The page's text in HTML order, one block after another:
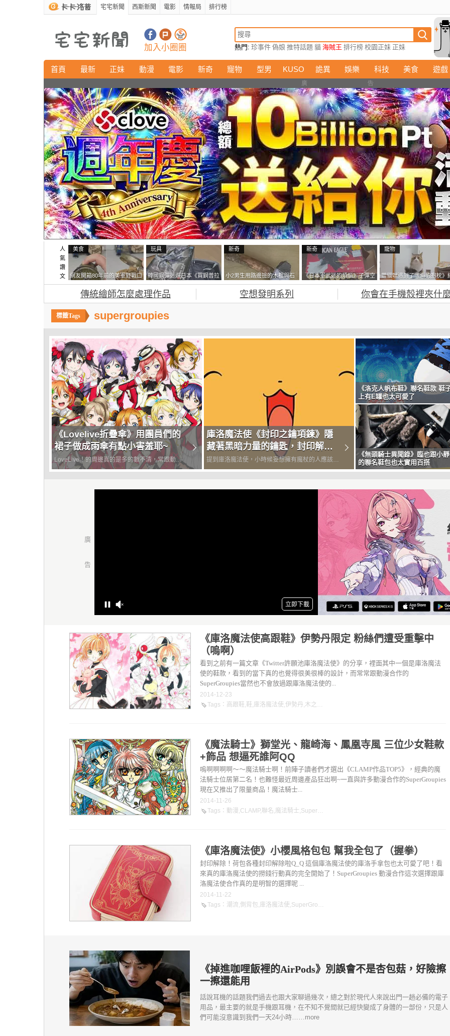
宅宅新聞 西斯新聞 電影 情報局 排行榜
加入小圈圈 熱門: 珍事件 偽娘 推特話題 貓 海賊王 排行榜 校園正妹 正妹
首頁 最新 正妹 動漫 電影 新奇 寵物 型男 KUSO 詭異 娛樂 科技 美食 遊戲
人
氣
讚
文
美食
網友開箱80年前的美軍野戰口
糧 罐頭本身保存良好，但裡
面的味道...
玩具
韓國鋼彈迷遊日本《買鋼普拉
塞不進行李箱》網友們集思廣
益提供解方了……
新奇
小2男生用路邊撿的木棍與石
頭做成了《石斧》馬麻打開書
包嚇一跳怎麼會有這種東
西！？
新奇
《日本軍武迷的煩惱》子彈空
盒在日本超級貴 美國網友直
寵物
當貓咪遇到了《海豹抱枕》
果玩了10天後，海豹一整個
鐘笑翻網友
傳統繪師怎麼處理作品 空想發明系列 你會在手機殼裡夾什
supergroupies
《Lovelive折疊傘》用團員們的
裙子做成雨傘有點小害羞耶~
LoveLive！的周邊真的是多的數不清，常跟動漫
合作的 SuperGroupies 這次也挑上了Lovelive！
不過這次出品的不是服裝也不是鞋子，而是雨傘！
庫洛魔法使《封印之鑰項鍊》隱
藏著黑暗力量的鑰匙，封印解除
～
提到庫洛魔法使，小時候妄想擁有魔杖的人應該不
會只有我吧(*艸*)去年庫洛魔法使原畫展公告預定
今年7月發售1:1的魔杖。總算滿足了我多年來的遺
憾。不過除了魔杖當然也要有鑰匙型態的項鍊。日
《洛克人帆布鞋》聯名鞋款 鞋
上有E罐也太可愛了
《無頭騎士異聞錄》臨也跟小靜
的聯名鞋包也太實用百搭
《庫洛魔法使高跟鞋》伊勢丹限定 粉絲們遭受重擊中
（嗚啊）
看到之前有一篇文章《Twitter許願池庫洛魔法使》的分享，裡面其中一個是庫洛魔法
使的鞋款，看到的當下真的也覺得很美很棒的設計，而常常跟動漫合作的
SuperGroupies當然也不會放過跟庫洛魔法使的...
2014-12-23
Tags ： 高跟鞋,鞋, 庫洛魔法使,伊勢丹,木之本櫻
《魔法騎士》獅堂光、龍崎海、鳳凰寺風 三位少女鞋款
+飾品 想逼死誰阿QQ
嗚啊啊啊啊～～魔法騎士啊！前陣子讀者們才選出《CLAMP作品TOP5》，經典的魔
法騎士位居第二名！也難怪最近周邊產品狂出啊~一直與許多動漫合作的SuperGroupies
現在又推出了限量商品！魔法騎士...
2014-11-26
Tags ： 動漫,CLAMP,聯名, 魔法騎士,SuperGroupies
《庫洛魔法使》小櫻風格包包 幫我全包了（握拳）
封印解除！荷包各種封印解除啦Q_Q 這個庫洛魔法使的庫洛手拿包也太可愛了吧！看
來真的庫洛魔法使的撈錢行動真的完全開始了！SuperGroupies 動漫合作這次選擇跟庫
洛魔法使合作真的是明智的選擇呢 ...
2014-11-22
Tags ： 潮流,側背包, 庫洛魔法使,SuperGroupies
《掉進咖哩飯裡的AirPods》別誤會不是杏包菇，好險擦
一擦還能用
話說耳機的話題我們過去也跟大家聊過幾次，總之對於現代人來說出門一趟必備的電子
用品，最主要的就是手機跟耳機，在不知不覺間就已經快變成了身體的一部份，只是人
們可能沒意識到我們一天24小時……more